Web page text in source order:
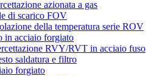
azionata a gas
di scarico FOV
della temperatura serie ROV
in acciaio forgiato
RVY/RVT in acciaio fuso
saldatura e filtro
forgiato